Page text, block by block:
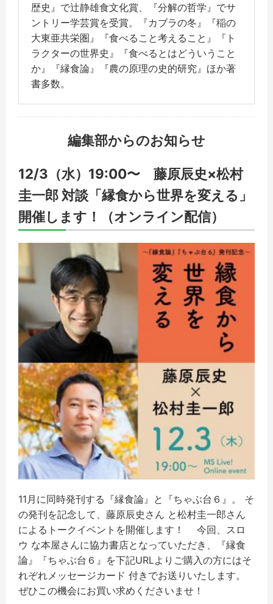
歴史』で辻静雄食文化賞、『分解の哲学』でサ
ントリー学芸賞を受賞。『カブラの冬』『稲の
大東亜共栄圏』『食べること考えること』『ト
ラクターの世界史』『食べるとはどういうこと
か』『縁食論』『農の原理の史的研究』ほか著
書多数。
編集部からのお知らせ
12/3（水）19:00〜 藤原辰史×松村
圭一郎 対談「縁食から世界を変える」
開催します！（オンライン配信）
11月に同時発刊する『縁食論』と『ちゃぶ台６』。 そ
の発刊を記念して、藤原辰史さん と松村圭一郎さん
によるトークイベントを開催します！ 今回、スロ
ウ な本屋さんに協力書店となっていただき、『縁食
論』『ちゃぶ台６』を下記URLよりご購入の方にはそ
れぞれメッセージカード 付きでお送りいたします。
ぜひこの機会にお買い求めくださいませ！